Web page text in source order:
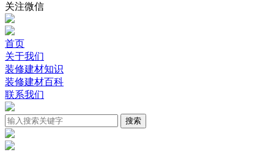
关注微信
首页
关于我们
装修建材知识
装修建材百科
联系我们